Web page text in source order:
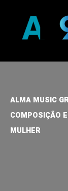
ALMA MUSIC
COMPOSIÇÃO
MULHER